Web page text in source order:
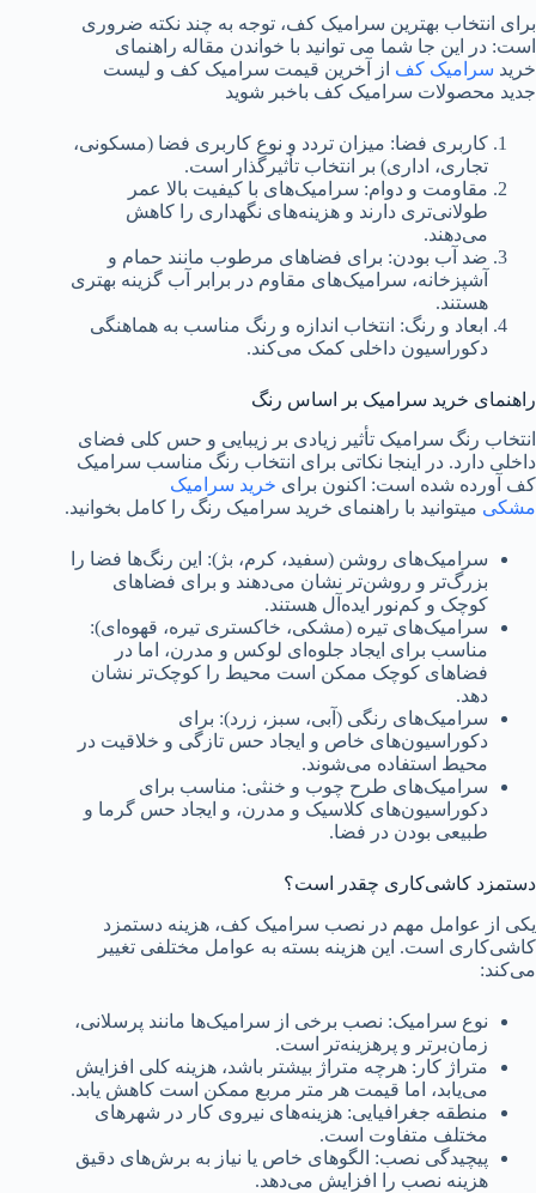
برای انتخاب بهترین سرامیک کف، توجه به چند نکته ضروری
است: در این جا شما می توانید با خواندن مقاله راهنمای
خرید سرامیک کف از آخرین قیمت سرامیک کف و لیست
جدید محصولات سرامیک کف باخبر شوید
کاربری فضا: میزان تردد و نوع کاربری فضا (مسکونی،
تجاری، اداری) بر انتخاب تأثیرگذار است.
مقاومت و دوام: سرامیک‌های با کیفیت بالا عمر
طولانی‌تری دارند و هزینه‌های نگهداری را کاهش
می‌دهند.
ضد آب بودن: برای فضاهای مرطوب مانند حمام و
آشپزخانه، سرامیک‌های مقاوم در برابر آب گزینه بهتری
هستند.
ابعاد و رنگ: انتخاب اندازه و رنگ مناسب به هماهنگی
دکوراسیون داخلی کمک می‌کند.
راهنمای خرید سرامیک بر اساس رنگ
انتخاب رنگ سرامیک تأثیر زیادی بر زیبایی و حس کلی فضای
داخلی دارد. در اینجا نکاتی برای انتخاب رنگ مناسب سرامیک
کف آورده شده است: اکنون برای خرید سرامیک
مشکی میتوانید با راهنمای خرید سرامیک رنگ را کامل بخوانید.
سرامیک‌های روشن (سفید، کرم، بژ): این رنگ‌ها فضا را
بزرگ‌تر و روشن‌تر نشان می‌دهند و برای فضاهای
کوچک و کم‌نور ایده‌آل هستند.
سرامیک‌های تیره (مشکی، خاکستری تیره، قهوه‌ای):
مناسب برای ایجاد جلوه‌ای لوکس و مدرن، اما در
فضاهای کوچک ممکن است محیط را کوچک‌تر نشان
دهد.
سرامیک‌های رنگی (آبی، سبز، زرد): برای
دکوراسیون‌های خاص و ایجاد حس تازگی و خلاقیت در
محیط استفاده می‌شوند.
سرامیک‌های طرح چوب و خنثی: مناسب برای
دکوراسیون‌های کلاسیک و مدرن، و ایجاد حس گرما و
طبیعی بودن در فضا.
دستمزد کاشی‌کاری چقدر است؟
یکی از عوامل مهم در نصب سرامیک کف، هزینه دستمزد
کاشی‌کاری است. این هزینه بسته به عوامل مختلفی تغییر
می‌کند:
نوع سرامیک: نصب برخی از سرامیک‌ها مانند پرسلانی،
زمان‌برتر و پرهزینه‌تر است.
متراژ کار: هرچه متراژ بیشتر باشد، هزینه کلی افزایش
می‌یابد، اما قیمت هر متر مربع ممکن است کاهش یابد.
منطقه جغرافیایی: هزینه‌های نیروی کار در شهرهای
مختلف متفاوت است.
پیچیدگی نصب: الگوهای خاص یا نیاز به برش‌های دقیق
هزینه نصب را افزایش می‌دهد.